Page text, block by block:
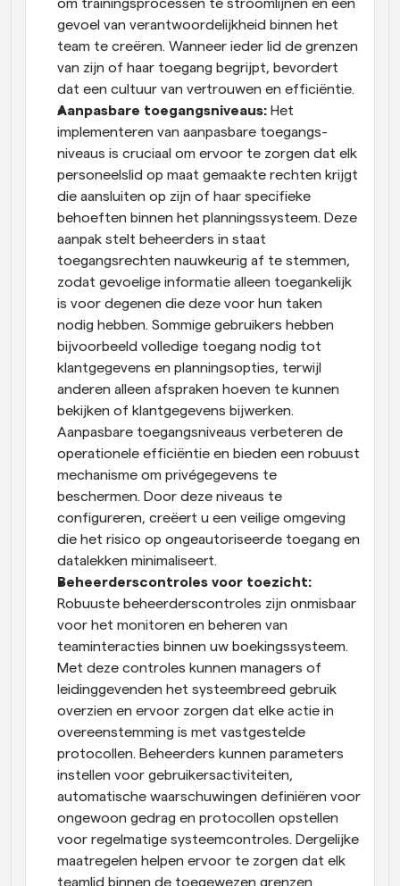
om trainingsprocessen te stroomlijnen en een
gevoel van verantwoordelijkheid binnen het
team te creëren. Wanneer ieder lid de grenzen
van zijn of haar toegang begrijpt, bevordert
dat een cultuur van vertrouwen en efficiëntie.
Aanpasbare toegangs­niveaus: Het
implementeren van aanpasbare toegangs­
niveaus is cruciaal om ervoor te zorgen dat elk
personeelslid op maat gemaakte rechten krijgt
die aansluiten op zijn of haar specifieke
behoeften binnen het planningssysteem. Deze
aanpak stelt beheerders in staat
toegangsrechten nauwkeurig af te stemmen,
zodat gevoelige informatie alleen toegankelijk
is voor degenen die deze voor hun taken
nodig hebben. Sommige gebruikers hebben
bijvoorbeeld volledige toegang nodig tot
klantgegevens en planningsopties, terwijl
anderen alleen afspraken hoeven te kunnen
bekijken of klantgegevens bijwerken.
Aanpasbare toegangs­niveaus verbeteren de
operationele efficiëntie en bieden een robuust
mechanisme om privégegevens te
beschermen. Door deze niveaus te
configureren, creëert u een veilige omgeving
die het risico op ongeautoriseerde toegang en
datalekken minimaliseert.
Beheerderscontroles voor toezicht:
Robuuste beheerderscontroles zijn onmisbaar
voor het monitoren en beheren van
teaminteracties binnen uw boekingssysteem.
Met deze controles kunnen managers of
leidinggevenden het systeembreed gebruik
overzien en ervoor zorgen dat elke actie in
overeenstemming is met vastgestelde
protocollen. Beheerders kunnen parameters
instellen voor gebruikersactiviteiten,
automatische waarschuwingen definiëren voor
ongewoon gedrag en protocollen opstellen
voor regelmatige systeemcontroles. Dergelijke
maatregelen helpen ervoor te zorgen dat elk
teamlid binnen de toegewezen grenzen